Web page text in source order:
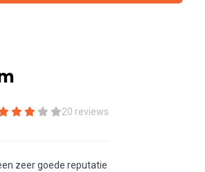
20 reviews
zeer goede reputatie